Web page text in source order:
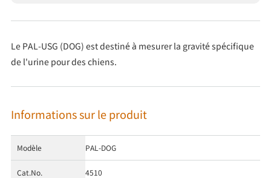
Le PAL-USG (DOG) est destiné à mesurer la gravité spécifique
de l'urine pour des chiens.
Informations sur le produit
Modèle PAL-DOG
Cat.No. 4510